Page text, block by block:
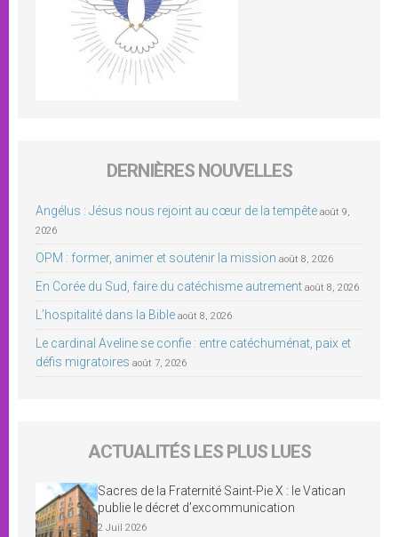
DERNIÈRES NOUVELLES
Angélus : Jésus nous rejoint au cœur de la tempête août 9,
2026
OPM : former, animer et soutenir la mission août 8, 2026
En Corée du Sud, faire du catéchisme autrement août 8, 2026
L’hospitalité dans la Bible août 8, 2026
Le cardinal Aveline se confie : entre catéchuménat, paix et
défis migratoires août 7, 2026
ACTUALITÉS LES PLUS LUES
Sacres de la Fraternité Saint-Pie X : le Vatican
publie le décret d’excommunication
2 Juil 2026